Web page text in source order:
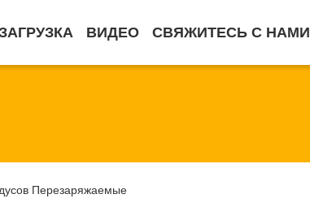
ВИДЕО СВЯЖИТЕСЬ С НАМИ
Перезаряжаемые